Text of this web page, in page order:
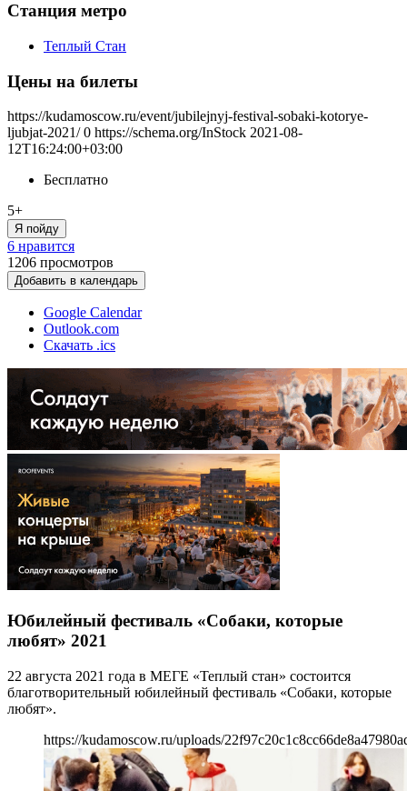
Станция метро
Теплый Стан
Цены на билеты
https://kudamoscow.ru/event/jubilejnyj-festival-sobaki-kotorye-
ljubjat-2021/ 0 https://schema.org/InStock 2021-08-
12T16:24:00+03:00
Бесплатно
5+
Я пойду
6 нравится
1206 просмотров
Добавить в календарь
Google Calendar
Outlook.com
Скачать .ics
Юбилейный фестиваль «Собаки, которые
любят» 2021
22 августа 2021 года в МЕГЕ «Теплый стан» состоится
благотворительный юбилейный фестиваль «Собаки, которые
любят».
https://kudamoscow.ru/uploads/